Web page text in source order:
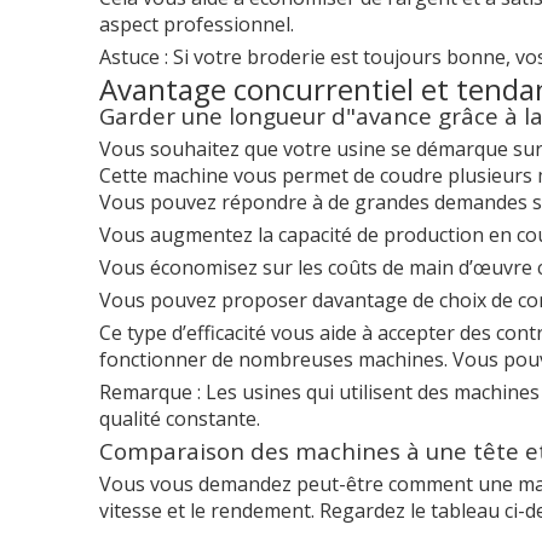
aspect professionnel.
Astuce : Si votre broderie est toujours bonne,
Avantage concurrentiel et
Garder une longueur d"avance grâce à
Vous souhaitez que votre usine se démarque
Cette machine vous permet de coudre
Vous pouvez répondre à de grandes demandes
Vous augmentez la capacité de production en
Vous économisez sur les coûts de main
Vous pouvez proposer davantage de choix de
Ce type d’efficacité vous aide à accepter des
fonctionner de nombreuses machines. Vous
Remarque : Les usines qui utilisent des
qualité constante.
Comparaison des machines à une tête
Vous vous demandez peut-être comment une
vitesse et le rendement. Regardez le tableau